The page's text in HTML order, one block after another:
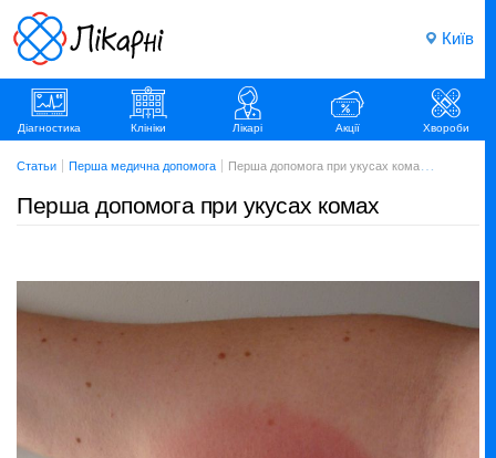
Київ
Діагностика Клініки Лікарі Акції Хвороби
Статьи Перша медична допомога Перша допомога при укусах комах (Первая помощь при укусах насекомых)
Перша допомога при укусах комах